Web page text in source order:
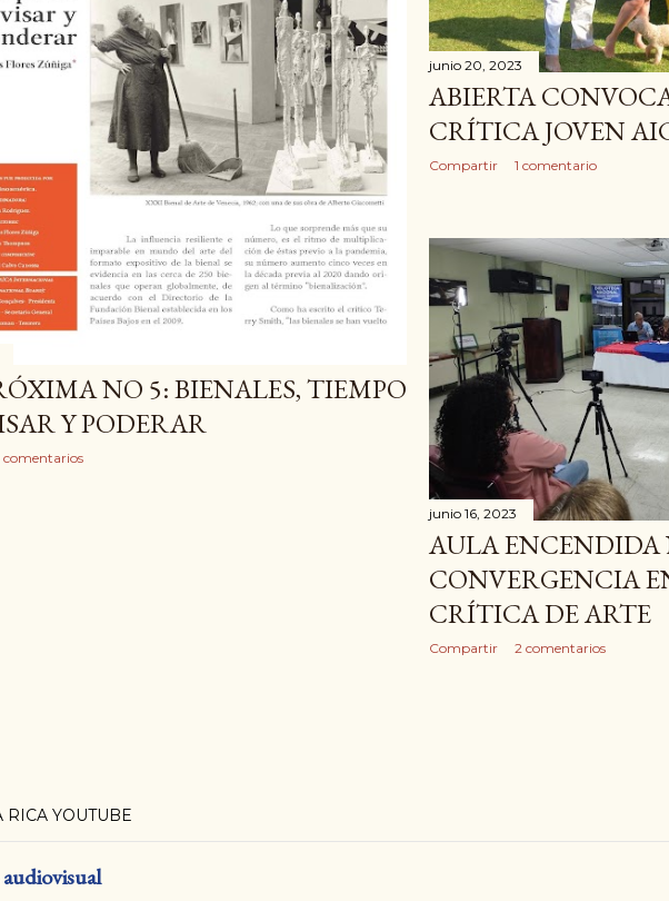
NO 5: BIENALES, TIEMPO
Y PODERAR
comentarios
junio 20, 2023
ABIERTA
CRÍTICA JOVEN
Compartir 1 comentario
junio 16, 2023
AULA ENCENDIDA
CONVERGENCIA
CRÍTICA DE ARTE
Compartir 2 comentarios
RICA YOUTUBE